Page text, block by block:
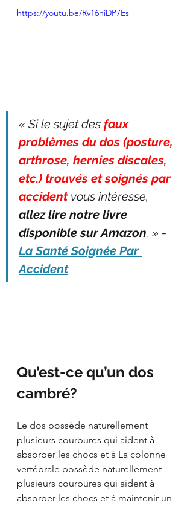
https://youtu.be/Rv16hiDP7Es
« Si le sujet des faux
problèmes du dos (posture,
arthrose, hernies discales,
etc.) trouvés et soignés par
accident vous intéresse,
allez lire notre livre
disponible sur Amazon. » -
La Santé Soignée Par
Accident
Qu’est-ce qu’un dos
cambré?
Le dos possède naturellement
plusieurs courbures qui aident à
absorber les chocs et à La colonne
vertébrale possède naturellement
plusieurs courbures qui aident à
absorber les chocs et à maintenir un